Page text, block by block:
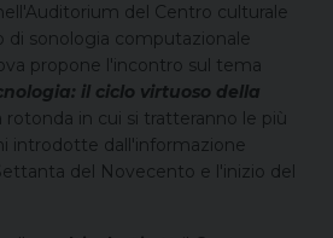
del Centro culturale
di sonologia computazionale
propone l'incontro sul tema
il ciclo virtuoso della
rotonda in cui si tratteranno le più
introdotte dall'informazione
del Novecento e l'inizio del